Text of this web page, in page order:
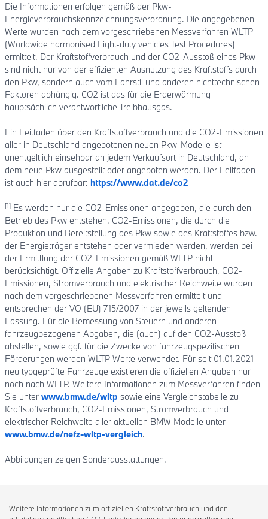
Die Informationen erfolgen gemäß der Pkw-
Energieverbrauchskennzeichnungsverordnung. Die angegebenen
Werte wurden nach dem vorgeschriebenen Messverfahren WLTP
(Worldwide harmonised Light-duty vehicles Test Procedures)
ermittelt. Der Kraftstoffverbrauch und der CO2-Ausstoß eines Pkw
sind nicht nur von der effizienten Ausnutzung des Kraftstoffs durch
den Pkw, sondern auch vom Fahrstil und anderen nichttechnischen
Faktoren abhängig. CO2 ist das für die Erderwärmung
hauptsächlich verantwortliche Treibhausgas.
Ein Leitfaden über den Kraftstoffverbrauch und die CO2-Emissionen
aller in Deutschland angebotenen neuen Pkw-Modelle ist
unentgeltlich einsehbar an jedem Verkaufsort in Deutschland, an
dem neue Pkw ausgestellt oder angeboten werden. Der Leitfaden
ist auch hier abrufbar: https://www.dat.de/co2
[1] Es werden nur die CO2-Emissionen angegeben, die durch den
Betrieb des Pkw entstehen. CO2-Emissionen, die durch die
Produktion und Bereitstellung des Pkw sowie des Kraftstoffes bzw.
der Energieträger entstehen oder vermieden werden, werden bei
der Ermittlung der CO2-Emissionen gemäß WLTP nicht
berücksichtigt. Offizielle Angaben zu Kraftstoffverbrauch, CO2-
Emissionen, Stromverbrauch und elektrischer Reichweite wurden
nach dem vorgeschriebenen Messverfahren ermittelt und
entsprechen der VO (EU) 715/2007 in der jeweils geltenden
Fassung. Für die Bemessung von Steuern und anderen
fahrzeugbezogenen Abgaben, die (auch) auf den CO2-Ausstoß
abstellen, sowie ggf. für die Zwecke von fahrzeugspezifischen
Förderungen werden WLTP-Werte verwendet. Für seit 01.01.2021
neu typgeprüfte Fahrzeuge existieren die offiziellen Angaben nur
noch nach WLTP. Weitere Informationen zum Messverfahren finden
Sie unter www.bmw.de/wltp sowie eine Vergleichstabelle zu
Kraftstoffverbrauch, CO2-Emissionen, Stromverbrauch und
elektrischer Reichweite aller aktuellen BMW Modelle unter
www.bmw.de/nefz-wltp-vergleich.
Abbildungen zeigen Sonderausstattungen.
Weitere Informationen zum offiziellen Kraftstoffverbrauch und den